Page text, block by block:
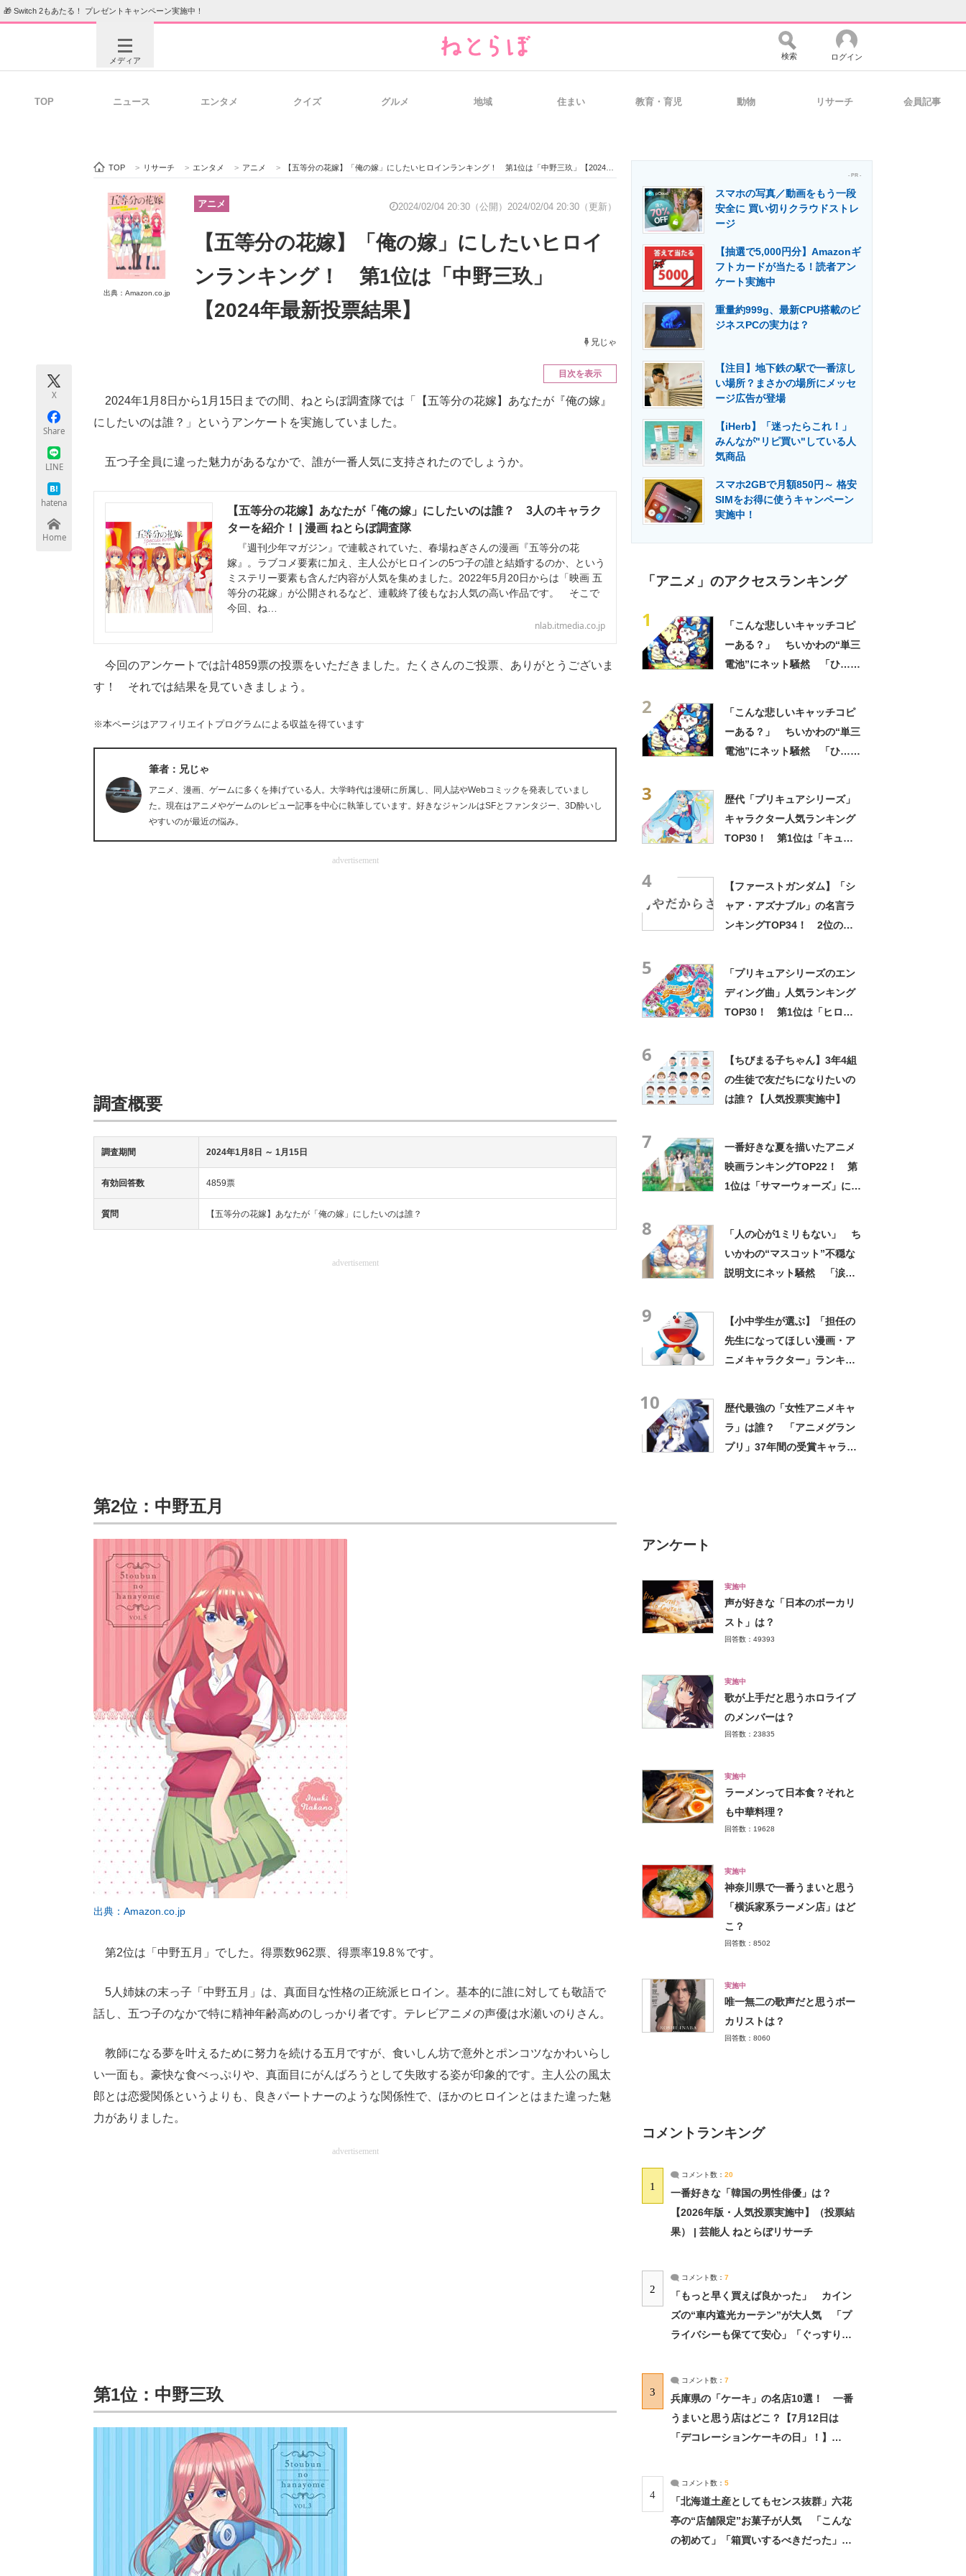
🎁 Switch 2もあたる！ プレゼントキャンペーン実施中！
メディア
ビジネスと働き方のヒント 経営リーダーのコミュニティ マーケ×ITの今がよく分かる
ITエンジニア向け専門サイト IT製品の技術・比較・事例 製造業のIT導入・活用を支援
エネルギーの専門メディア 建設×テクノロジーの最前線
ちょっと気になるネットの話題
検索 ログイン
TOP ニュース エンタメ クイズ グルメ 地域 住まい 教育・育児 動物 リサーチ 会員記事
TOP > リサーチ > エンタメ > アニメ > 【五等分の花嫁】「俺の嫁」にしたいヒロインランキング！ 第1位は「中野三玖」【2024年最新投票結果】
出典：Amazon.co.jp
アニメ 2024/02/04 20:30（公開） 2024/02/04 20:30（更新）
【五等分の花嫁】「俺の嫁」にしたいヒロイ
ンランキング！ 第1位は「中野三玖」
【2024年最新投票結果】
兄じゃ
X
Share
LINE
hatena
Home
目次を表示
2024年1月8日から1月15日までの間、ねとらぼ調査隊では「【五等分の花嫁】あなたが『俺の嫁』
にしたいのは誰？」というアンケートを実施していました。
五つ子全員に違った魅力があるなかで、誰が一番人気に支持されたのでしょうか。
【五等分の花嫁】あなたが「俺の嫁」にしたいのは誰？ 3人のキャラク
ターを紹介！ | 漫画 ねとらぼ調査隊
『週刊少年マガジン』で連載されていた、春場ねぎさんの漫画『五等分の花
嫁』。ラブコメ要素に加え、主人公がヒロインの5つ子の誰と結婚するのか、という
ミステリー要素も含んだ内容が人気を集めました。2022年5月20日からは「映画 五
等分の花嫁」が公開されるなど、連載終了後もなお人気の高い作品です。 そこで
今回、ね…
nlab.itmedia.co.jp
今回のアンケートでは計4859票の投票をいただきました。たくさんのご投票、ありがとうございま
す！ それでは結果を見ていきましょう。
※本ページはアフィリエイトプログラムによる収益を得ています
筆者：兄じゃ
アニメ、漫画、ゲームに多くを捧げている人。大学時代は漫研に所属し、同人誌やWebコミックを発表していまし
た。現在はアニメやゲームのレビュー記事を中心に執筆しています。好きなジャンルはSFとファンタジー、3D酔いし
やすいのが最近の悩み。
advertisement
調査概要
調査期間 2024年1月8日 ～ 1月15日
有効回答数 4859票
質問 【五等分の花嫁】あなたが「俺の嫁」にしたいのは誰？
advertisement
第2位：中野五月
出典：Amazon.co.jp
第2位は「中野五月」でした。得票数962票、得票率19.8％です。
5人姉妹の末っ子「中野五月」は、真面目な性格の正統派ヒロイン。基本的に誰に対しても敬語で
話し、五つ子のなかで特に精神年齢高めのしっかり者です。テレビアニメの声優は水瀬いのりさん。
教師になる夢を叶えるために努力を続ける五月ですが、食いしん坊で意外とポンコツなかわいらし
い一面も。豪快な食べっぷりや、真面目にがんばろうとして失敗する姿が印象的です。主人公の風太
郎とは恋愛関係というよりも、良きパートナーのような関係性で、ほかのヒロインとはまた違った魅
力がありました。
advertisement
第1位：中野三玖
- PR -
スマホの写真／動画をもう一段
安全に 買い切りクラウドストレ
ージ
【抽選で5,000円分】Amazonギ
フトカードが当たる！読者アン
ケート実施中
重量約999g、最新CPU搭載のビ
ジネスPCの実力は？
【注目】地下鉄の駅で一番涼し
い場所？まさかの場所にメッセ
ージ広告が登場
【iHerb】「迷ったらこれ！」
みんなが"リピ買い"している人
気商品
スマホ2GBで月額850円～ 格安
SIMをお得に使うキャンペーン
実施中！
「アニメ」のアクセスランキング
1
「こんな悲しいキャッチコピ
ーある？」 ちいかわの“単三
電池”にネット騒然 「ひ…人
2
「こんな悲しいキャッチコピ
ーある？」 ちいかわの“単三
電池”にネット騒然 「ひ…人
3
歴代「プリキュアシリーズ」
キャラクター人気ランキング
TOP30！ 第1位は「キュア
4
【ファーストガンダム】「シ
ャア・アズナブル」の名言ラ
ンキングTOP34！ 2位の
5
「プリキュアシリーズのエン
ディング曲」人気ランキング
TOP30！ 第1位は「ヒロガ
6
【ちびまる子ちゃん】3年4組
の生徒で友だちになりたいの
は誰？【人気投票実施中】
7
一番好きな夏を描いたアニメ
映画ランキングTOP22！ 第
1位は「サマーウォーズ」に決
8
「人の心が1ミリもない」 ち
いかわの“マスコット”不穏な
説明文にネット騒然 「涙し
9
【小中学生が選ぶ】「担任の
先生になってほしい漫画・ア
ニメキャラクター」ランキン
10
歴代最強の「女性アニメキャ
ラ」は誰？ 「アニメグラン
プリ」37年間の受賞キャラを
アンケート
実施中
声が好きな「日本のボーカリ
スト」は？
回答数：49393
実施中
歌が上手だと思うホロライブ
のメンバーは？
回答数：23835
実施中
ラーメンって日本食？それと
も中華料理？
回答数：19628
実施中
神奈川県で一番うまいと思う
「横浜家系ラーメン店」はど
こ？
回答数：8502
実施中
唯一無二の歌声だと思うボー
カリストは？
回答数：8060
コメントランキング
1
コメント数： 20
一番好きな「韓国の男性俳優」は？
【2026年版・人気投票実施中】（投票結
果） | 芸能人 ねとらぼリサーチ
2
コメント数： 7
「もっと早く買えば良かった」 カイン
ズの“車内遮光カーテン”が大人気 「プ
ライバシーも保てて安心」「ぐっすり眠
3
コメント数： 7
兵庫県の「ケーキ」の名店10選！ 一番
うまいと思う店はどこ？【7月12日は
「デコレーションケーキの日」！】
4
コメント数： 5
「北海道土産としてもセンス抜群」六花
亭の“店舗限定”お菓子が人気 「こんな
の初めて」「箱買いするべきだった」